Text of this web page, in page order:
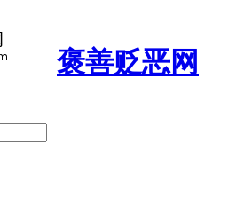
褒善贬恶网